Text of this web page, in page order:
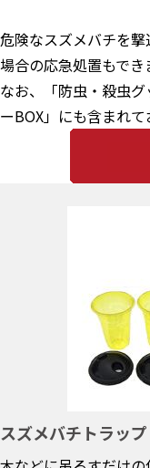
危険なスズメバチを
場合の応急処置もでき
なお、「防虫・殺虫
ーBOX」にも含まれて
スズメバチトラップ